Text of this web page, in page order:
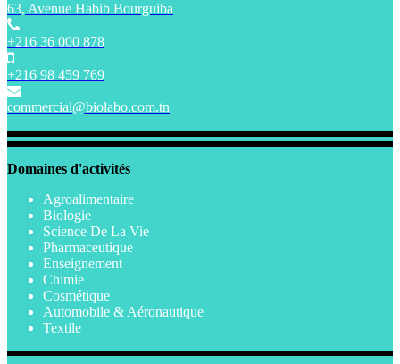
63, Avenue Habib Bourguiba
+216 36 000 878
+216 98 459 769
commercial@biolabo.com.tn
Domaines d'activités
Agroalimentaire
Biologie
Science De La Vie
Pharmaceutique
Enseignement
Chimie
Cosmétique
Automobile & Aéronautique
Textile